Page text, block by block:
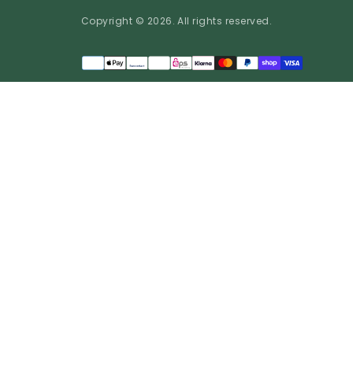
Copyright © 2026. All rights reserved.
Méthodes
de